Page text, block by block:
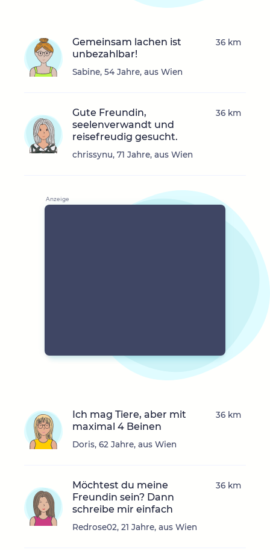
Gemeinsam lachen ist
unbezahlbar!
Sabine, 54 Jahre, aus Wien
36 km
Gute Freundin,
seelenverwandt und
reisefreudig gesucht.
chrissynu, 71 Jahre, aus Wien
36 km
Ich mag Tiere, aber mit
maximal 4 Beinen
Doris, 62 Jahre, aus Wien
36 km
Möchtest du meine
Freundin sein? Dann
schreibe mir einfach
Redrose02, 21 Jahre, aus Wien
36 km